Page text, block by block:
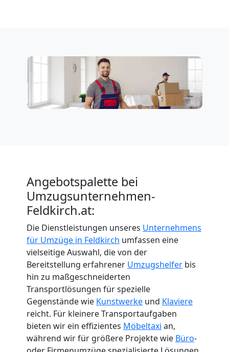
Angebotspalette bei
Umzugsunternehmen-
Feldkirch.at:
Die Dienstleistungen unseres Unternehmens
für Umzüge in Feldkirch umfassen eine
vielseitige Auswahl, die von der
Bereitstellung erfahrener Umzugshelfer bis
hin zu maßgeschneiderten
Transportlösungen für spezielle
Gegenstände wie Kunstwerke und Klaviere
reicht. Für kleinere Transportaufgaben
bieten wir ein effizientes Möbeltaxi an,
während wir für größere Projekte wie Büro-